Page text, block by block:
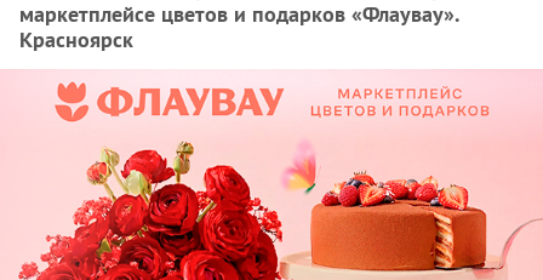
маркетплейсе цветов и подарков «Флаувау».
Красноярск